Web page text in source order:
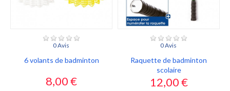
0 Avis
6 volants de badminton
Prix
8,00 €
0 Avis
Raquette de badminton
scolaire
Prix
12,00 €